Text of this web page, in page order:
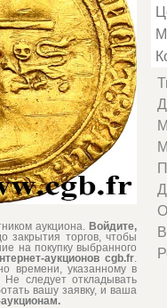
аукциона.Войдите,
закрытия торгов, чтобы
на покупку выбранного
аукционов cgb.fr
времени, указанному в
следует откладывать
вашу заявку, и ваша